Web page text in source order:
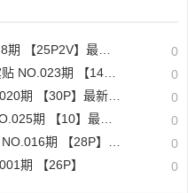
】最新至：2024.6.13 0
14P】最新至：2023.6.26 0
】最新至：2024.6.19 0
】最新至：2023.6.28 0
】最新至：2024.6.29 0
期 【26P】 0